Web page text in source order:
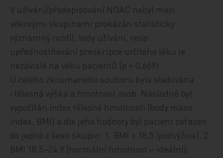
V užívání/předepisování NOAC nebyl mezi
věkovými skupinami prokázán statisticky
významný rozdíl, tedy užívání , resp.
upřednostňování preskripce určitého léku je
nezávislé na věku pacientů (p = 0,669).
U celého zkoumaného souboru byla sledována
i tělesná výška a hmotnost osob. Následně byl
vypočítán index tělesné hmotnosti (body mass
index, BMI) a dle jeho hodnoty byl pacient zařazen
do jedné z šesti skupin: 1. BMI < 18,5 (podvýživa), 2.
BMI 18,5‒24,9 (normální hmotnost ‒ ideální),